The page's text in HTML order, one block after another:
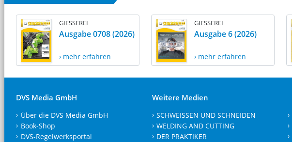
GIESSEREI
Ausgabe 0708 (2026)
› mehr erfahren
GIESSEREI
Ausgabe 6 (2026)
› mehr erfahren
DVS Media GmbH
Über die DVS Media GmbH
Book-Shop
DVS-Regelwerksportal
Weitere Medien
SCHWEISSEN UND SCHNEIDEN
WELDING AND CUTTING
DER PRAKTIKER